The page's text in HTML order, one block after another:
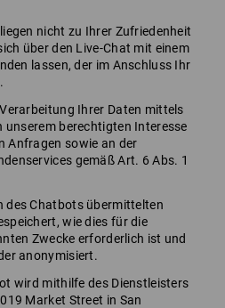
nicht zu Ihrer Zufriedenheit
über den Live-Chat mit einem
lassen, der im Anschluss Ihr
Ihrer Daten mittels
unserem berechtigten Interesse
Anfragen sowie an der
gemäß Art. 6 Abs. 1
des Chatbots übermittelten
wie dies für die
Zwecke erforderlich ist und
anonymisiert.
wird mithilfe des Dienstleisters
Market Street in San